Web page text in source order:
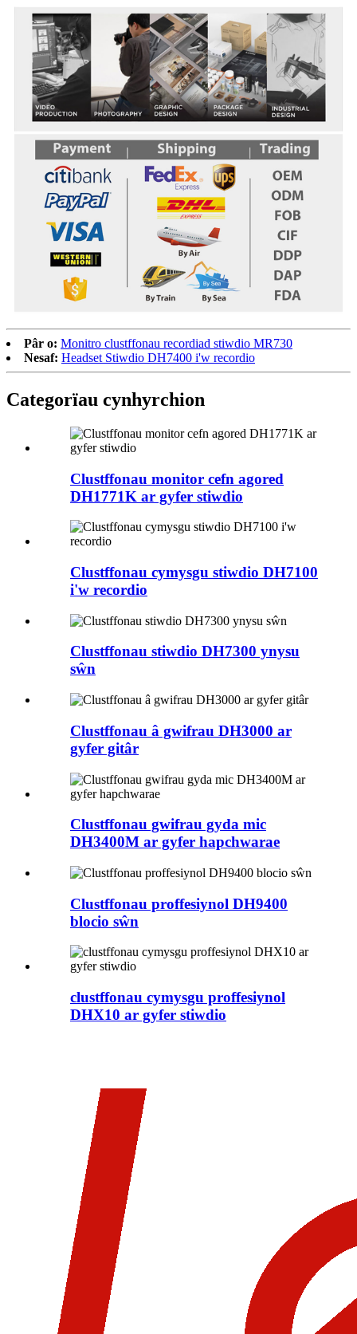
Pâr o: Monitro clustffonau recordiad stiwdio MR730
Nesaf: Headset Stiwdio DH7400 i'w recordio
Categorïau cynhyrchion
Clustffonau monitor cefn agored
DH1771K ar gyfer stiwdio
Clustffonau cymysgu stiwdio DH7100
i'w recordio
Clustffonau stiwdio DH7300 ynysu
sŵn
Clustffonau â gwifrau DH3000 ar
gyfer gitâr
Clustffonau gwifrau gyda mic
DH3400M ar gyfer hapchwarae
Clustffonau proffesiynol DH9400
blocio sŵn
clustffonau cymysgu proffesiynol
DHX10 ar gyfer stiwdio